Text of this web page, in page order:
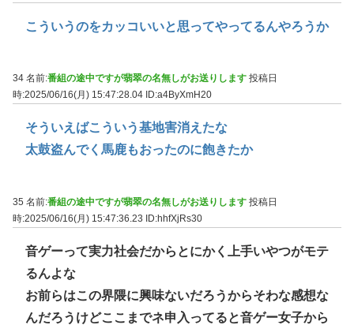
こういうのをカッコいいと思ってやってるんやろうか
34 名前:番組の途中ですが翡翠の名無しがお送りします 投稿日
時:2025/06/16(月) 15:47:28.04 ID:a4ByXmH20
そういえばこういう基地害消えたな
太鼓盗んでく馬鹿もおったのに飽きたか
35 名前:番組の途中ですが翡翠の名無しがお送りします 投稿日
時:2025/06/16(月) 15:47:36.23
ID:hhfXjRs30
音ゲーって実力社会だからとにかく上手いやつがモテ
るんよな
お前らはこの界隈に興味ないだろうからそわな感想な
んだろうけどここまでネ申入ってると音ゲー女子から